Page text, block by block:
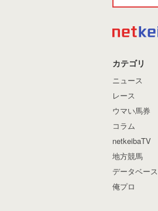
カテゴリ
ニュース
レース
ウマい馬券
コラム
netkeibaTV
地方競馬
データベース
俺プロ